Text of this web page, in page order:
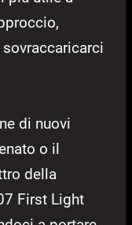
di nuovi
o il
della
First Light